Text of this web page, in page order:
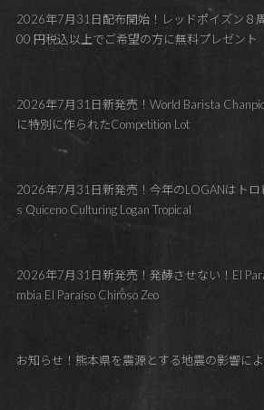
2026年7月31日配布開始！レッドポイズン８
00 円税込以上でご希望の方に無料プレゼント
2026年7月31日新発売！World Barista
に特別に作られたCompetition Lot
2026年7月31日新発売！今年のLOGANはトロ
s Quiceno Culturing Logan Tropical
2026年7月31日新発売！発酵させない！El
mbia El Paraíso Chiroso Zeo
お知らせ！熊本県を震源とする地震の影響に